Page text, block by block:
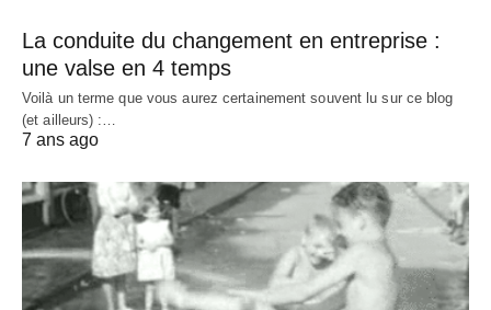
La conduite du changement en entreprise :
une valse en 4 temps
Voilà un terme que vous aurez certainement souvent lu sur ce blog
(et ailleurs) :…
7 ans ago